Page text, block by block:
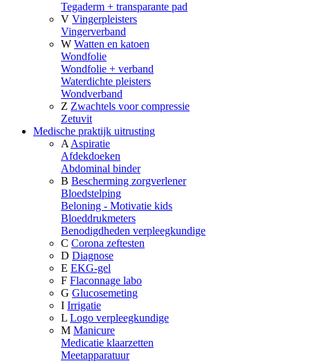
Tegaderm + transparante pad
V Vingerpleisters
Vingerverband
W Watten en katoen
Wondfolie
Wondfolie + verband
Waterdichte pleisters
Wondverband
Z Zwachtels voor compressie
Zetuvit
Medische praktijk uitrusting
A Aspiratie
Afdekdoeken
Abdominal binder
B Bescherming zorgverlener
Bloedstelping
Beloning - Motivatie kids
Bloeddrukmeters
Benodigdheden verpleegkundige
C Corona zeftesten
D Diagnose
E EKG-gel
F Flaconnage labo
G Glucosemeting
I Irrigatie
L Logo verpleegkundige
M Manicure
Medicatie klaarzetten
Meetapparatuur